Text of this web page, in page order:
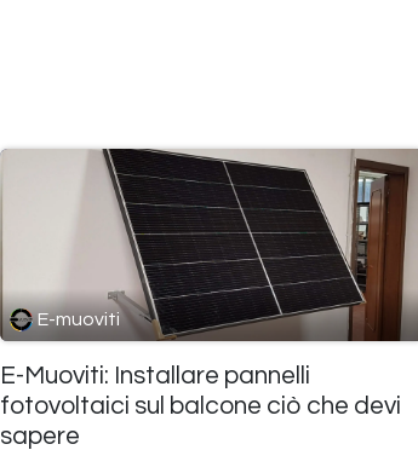
E-muoviti
E-Muoviti: Installare pannelli
fotovoltaici sul balcone ciò che devi
sapere